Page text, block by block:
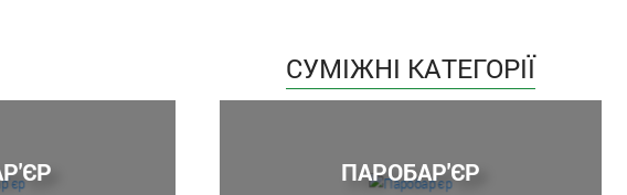
СУМІЖНІ КАТЕГОРІЇ
ПАРОБАР'ЄР